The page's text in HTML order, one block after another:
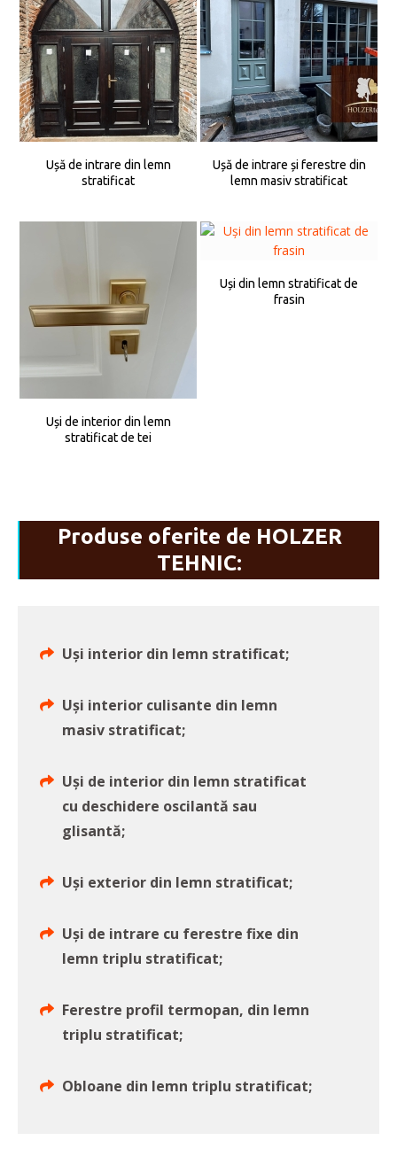
Ușă de intrare din lemn
stratificat
Ușă de intrare și ferestre din
lemn masiv stratificat
Uși de interior din lemn
stratificat de tei
Uși din lemn stratificat de
frasin
Produse oferite de HOLZER
TEHNIC:
Uși interior din lemn stratificat;
Uși interior culisante din lemn
masiv stratificat;
Uși de interior din lemn stratificat
cu deschidere oscilantă sau
glisantă;
Uși exterior din lemn stratificat;
Uși de intrare cu ferestre fixe din
lemn triplu stratificat;
Ferestre profil termopan, din lemn
triplu stratificat;
Obloane din lemn triplu stratificat;